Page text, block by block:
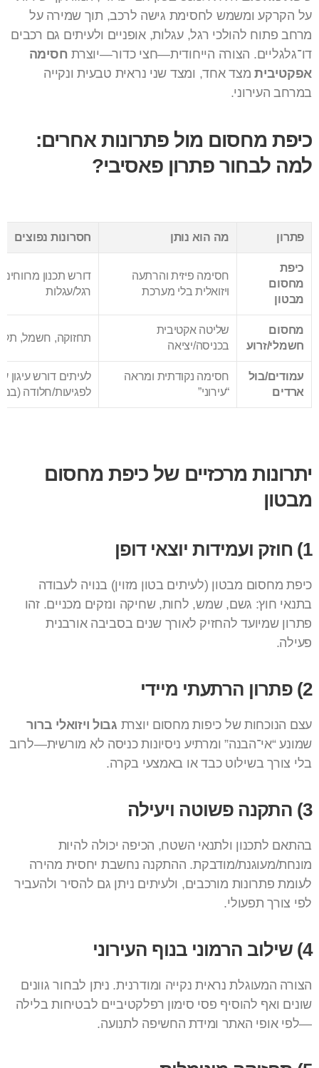
על הקרקע ומשמש לחסימת גישה לרכב, תוך שמירה על
מרחב פתוח להולכי רגל, עגלות, אופניים ולעיתים גם רכבים
דו־גלגליים. הצורה הייחודית—חצי כדור—יוצרת חסימה
אפקטיביתמצד אחד, ומצד שני נראית טבעית ונקייה
במרחב העירוני.
כיפת מחסום מול פתרונות אחרים:
למה לבחור פתרון פאסיבי?
פתרון מה הוא נותן חסרונות נפוצים
כיפת
מחסום
מבטון
חסימה פיזית והרתעה
ויזואלית בלי מערכת
דורש תכנון מרווחים
רגל/עגלות
מחסום
חשמלי/זרוע
שליטה אקטיבית
בכניסה/יציאה
תחזוקה, חשמל,
עמודים/בול
ארדים
חסימה נקודתית ומראה
“עירוני”
לעיתים דורש עיגון
לפגיעות/חלודה
יתרונות מרכזיים של כיפת מחסום
מבטון
1) חוזק ועמידות יוצאי דופן
כיפת מחסום מבטון (לעיתים בטון מזוין) בנויה לעבודה
בתנאי חוץ: גשם, שמש, לחות, שחיקה ונזקים מכניים. זהו
פתרון שמיועד להחזיק לאורך שנים בסביבה אורבנית
פעילה.
2) פתרון הרתעתי מיידי
עצם הנוכחות של כיפות מחסום יוצרת גבול ויזואלי ברור
שמונע “אי־הבנה” ומרתיע ניסיונות כניסה לא מורשית—לרוב
בלי צורך בשילוט כבד או באמצעי בקרה.
3) התקנה פשוטה ויעילה
בהתאם לתכנון ולתנאי השטח, הכיפה יכולה להיות
מונחת/מעוגנת/מודבקת. ההתקנה נחשבת יחסית מהירה
לעומת פתרונות מורכבים, ולעיתים ניתן גם להסיר ולהעביר
לפי צורך תפעולי.
4) שילוב הרמוני בנוף העירוני
הצורה המעוגלת נראית נקייה ומודרנית. ניתן לבחור גוונים
שונים ואף להוסיף פסי סימון רפלקטיביים לבטיחות בלילה
—לפי אופי האתר ומידת החשיפה לתנועה.